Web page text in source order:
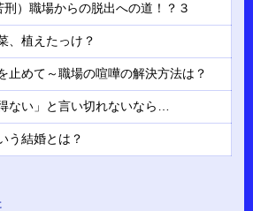
刑）職場からの脱出への道！？３
、植えたっけ？
止めて～職場の喧嘩の解決方法は？
ない」と言い切れないなら…
う結婚とは？